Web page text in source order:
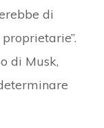
di
di Musk,